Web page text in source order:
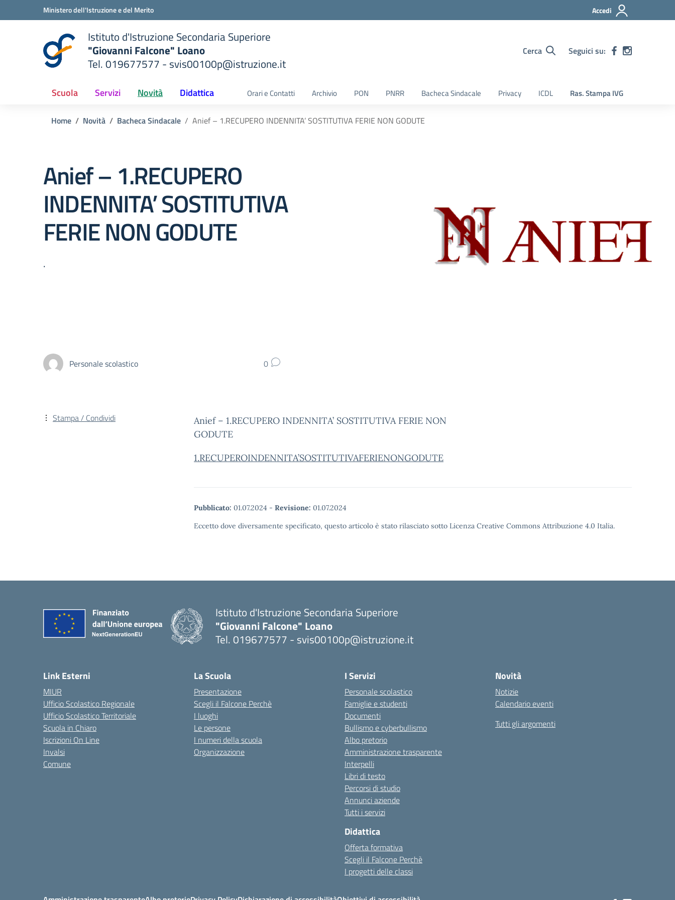
Vai ai contenuti
Vai al menu di navigazioneMinistero dell'Istruzione e del Merito Accedi
Istituto d'Istruzione Secondaria Superiore
"Giovanni Falcone" Loano
Tel. 019677577 - svis00100p@istruzione.it
Cerca Seguici su:
Scuola Servizi Novità Didattica Orari e Contatti Archivio PON PNRR Bacheca Sindacale Privacy ICDL Ras. Stampa IVG
Home Novità Bacheca Sindacale Anief – 1.RECUPERO INDENNITA’ SOSTITUTIVA FERIE NON GODUTE
Anief – 1.RECUPERO
INDENNITA’ SOSTITUTIVA
FERIE NON GODUTE
.
Personale scolastico 0
Anief – 1.RECUPERO INDENNITA’ SOSTITUTIVA FERIE NON
GODUTE
1.RECUPEROINDENNITA’SOSTITUTIVAFERIENONGODUTE
Pubblicato: 01.07.2024 - Revisione: 01.07.2024
Eccetto dove diversamente specificato, questo articolo è stato rilasciato sotto Licenza Creative Commons Attribuzione 4.0 Italia.
Stampa / Condividi
Istituto d'Istruzione Secondaria Superiore
"Giovanni Falcone" Loano
Tel. 019677577 - svis00100p@istruzione.it
Link Esterni
MIUR
Ufficio Scolastico Regionale
Ufficio Scolastico Territoriale
Scuola in Chiaro
Iscrizioni On Line
Invalsi
Comune
La Scuola
Presentazione
Scegli il Falcone Perchè
I luoghi
Le persone
I numeri della scuola
Organizzazione
I Servizi
Personale scolastico
Famiglie e studenti
Documenti
Bullismo e cyberbullismo
Albo pretorio
Amministrazione trasparente
Interpelli
Libri di testo
Percorsi di studio
Annunci aziende
Tutti i servizi
Didattica
Offerta formativa
Scegli il Falcone Perchè
I progetti delle classi
Novità
Notizie
Calendario eventi
Tutti gli argomenti